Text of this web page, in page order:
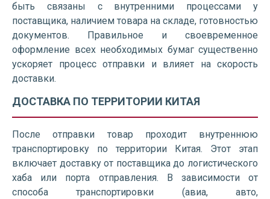
быть связаны с внутренними процессами у
поставщика, наличием товара на складе, готовностью
документов. Правильное и своевременное
оформление всех необходимых бумаг существенно
ускоряет процесс отправки и влияет на скорость
доставки.
ДОСТАВКА ПО ТЕРРИТОРИИ КИТАЯ
После отправки товар проходит внутреннюю
транспортировку по территории Китая. Этот этап
включает доставку от поставщика до логистического
хаба или порта отправления. В зависимости от
способа транспортировки (авиа, авто,